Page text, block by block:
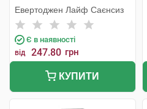
Евертоджен Лайф Саєнсиз
Є в наявності
від 247.80 грн
КУПИТИ